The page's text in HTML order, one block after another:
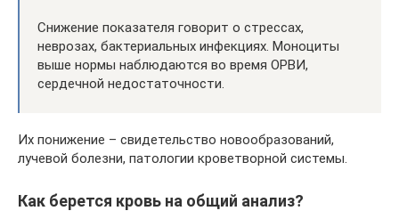
Снижение показателя говорит о стрессах,
неврозах, бактериальных инфекциях. Моноциты
выше нормы наблюдаются во время ОРВИ,
сердечной недостаточности.
Их понижение – свидетельство новообразований,
лучевой болезни, патологии кроветворной системы.
Как берется кровь на общий анализ?